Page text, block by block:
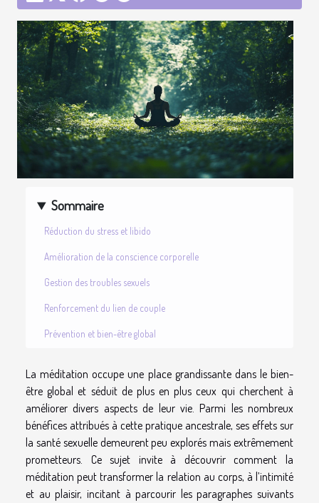
Sommaire
Réduction du stress et libido
Amélioration de la conscience corporelle
Gestion des troubles sexuels
Renforcement du lien de couple
Prévention et bien-être global
La méditation occupe une place grandissante dans le bien-
être global et séduit de plus en plus ceux qui cherchent à
améliorer divers aspects de leur vie. Parmi les nombreux
bénéfices attribués à cette pratique ancestrale, ses effets sur
la santé sexuelle demeurent peu explorés mais extrêmement
prometteurs. Ce sujet invite à découvrir comment la
méditation peut transformer la relation au corps, à l’intimité
et au plaisir, incitant à parcourir les paragraphes suivants